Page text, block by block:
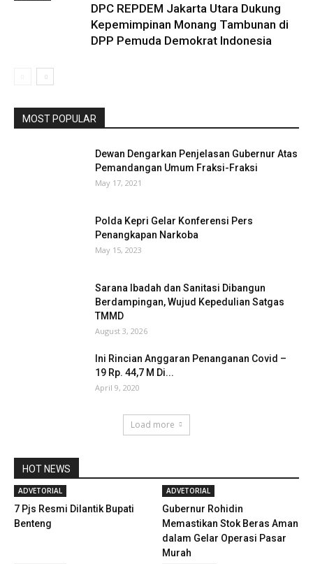
DPC REPDEM Jakarta Utara Dukung
Kepemimpinan Monang Tambunan di
DPP Pemuda Demokrat Indonesia
MOST POPULAR
Dewan Dengarkan Penjelasan Gubernur Atas
Pemandangan Umum Fraksi-Fraksi
May 17, 2021
Polda Kepri Gelar Konferensi Pers
Penangkapan Narkoba
May 15, 2023
Sarana Ibadah dan Sanitasi Dibangun
Berdampingan, Wujud Kepedulian Satgas
TMMD
August 3, 2026
Ini Rincian Anggaran Penanganan Covid –
19 Rp. 44,7 M Di...
April 9, 2020
Load more
HOT NEWS
ADVETORIAL
7 Pjs Resmi Dilantik Bupati
Benteng
ADVETORIAL
Gubernur Rohidin
Memastikan Stok Beras Aman
dalam Gelar Operasi Pasar
Murah